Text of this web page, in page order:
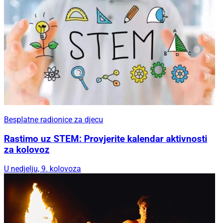
Besplatne radionice za djecu
Rastimo uz STEM: Provjerite kalendar aktivnosti
za kolovoz
U nedjelju, 9. kolovoza